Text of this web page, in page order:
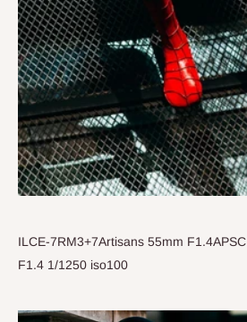
ILCE-7RM3+7Artisans 55mm F1.4APSC
F1.4 1/1250 iso100